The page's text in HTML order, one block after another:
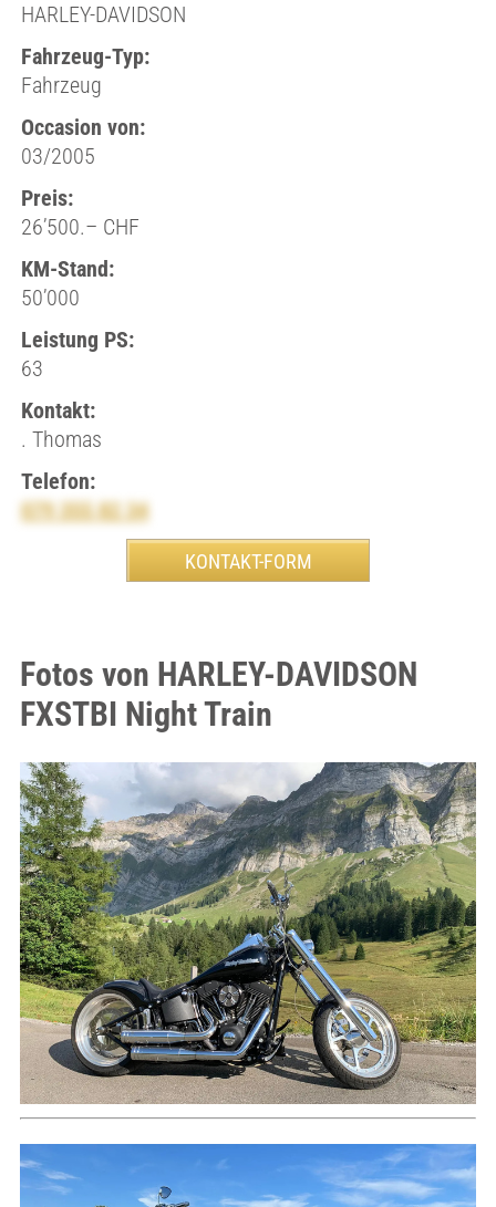
HARLEY-DAVIDSON
Fahrzeug-Typ:
Fahrzeug
Occasion von:
03/2005
Preis:
26’500.– CHF
KM-Stand:
50’000
Leistung PS:
63
Kontakt:
. Thomas
Telefon:
079 355 82 34
Fotos von HARLEY-DAVIDSON
FXSTBI Night Train